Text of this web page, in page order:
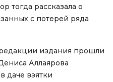
тогда рассказала о
с потерей ряда
издания прошли
Аллаярова
даче взятки